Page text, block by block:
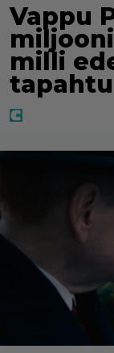
Vappu
milli